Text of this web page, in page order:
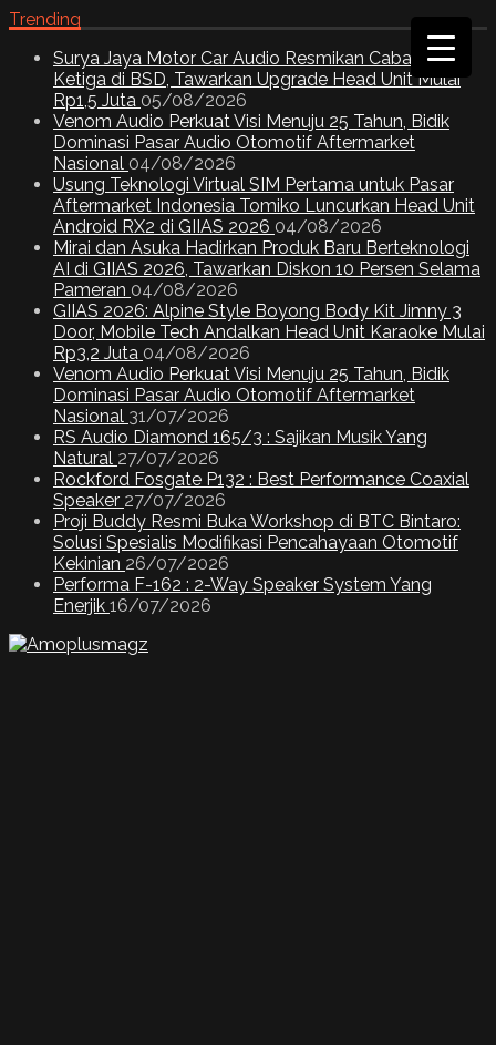
Trending
Surya Jaya Motor Car Audio Resmikan Cabang
Ketiga di BSD, Tawarkan Upgrade Head Unit Mulai
Rp1,5 Juta 05/08/2026
Venom Audio Perkuat Visi Menuju 25 Tahun, Bidik
Dominasi Pasar Audio Otomotif Aftermarket
Nasional 04/08/2026
Usung Teknologi Virtual SIM Pertama untuk Pasar
Aftermarket Indonesia Tomiko Luncurkan Head Unit
Android RX2 di GIIAS 2026 04/08/2026
Mirai dan Asuka Hadirkan Produk Baru Berteknologi
AI di GIIAS 2026, Tawarkan Diskon 10 Persen Selama
Pameran 04/08/2026
GIIAS 2026: Alpine Style Boyong Body Kit Jimny 3
Door, Mobile Tech Andalkan Head Unit Karaoke Mulai
Rp3,2 Juta 04/08/2026
Venom Audio Perkuat Visi Menuju 25 Tahun, Bidik
Dominasi Pasar Audio Otomotif Aftermarket
Nasional 31/07/2026
RS Audio Diamond 165/3 : Sajikan Musik Yang
Natural 27/07/2026
Rockford Fosgate P132 : Best Performance Coaxial
Speaker 27/07/2026
Proji Buddy Resmi Buka Workshop di BTC Bintaro:
Solusi Spesialis Modifikasi Pencahayaan Otomotif
Kekinian 26/07/2026
Performa F-162 : 2-Way Speaker System Yang
Enerjik 16/07/2026